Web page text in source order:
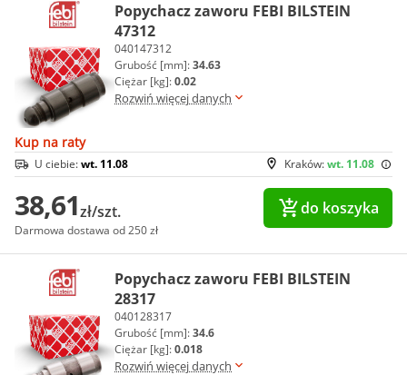
Popychacz zaworu FEBI BILSTEIN
47312
040147312
Grubość [mm]:34.63
Ciężar [kg]:0.02
Rozwiń więcej danych
Kup na raty
Kraków:wt. 11.08
U ciebie:wt. 11.08
38,61zł/szt.
Darmowa dostawa od 250 zł
do koszyka
Popychacz zaworu FEBI BILSTEIN
28317
040128317
Grubość [mm]:34.6
Ciężar [kg]:0.018
Rozwiń więcej danych